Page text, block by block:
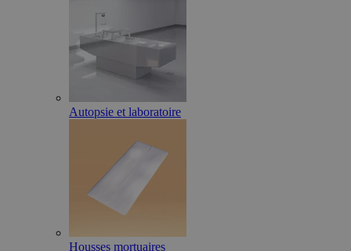
Autopsie et laboratoire
Housses mortuaires